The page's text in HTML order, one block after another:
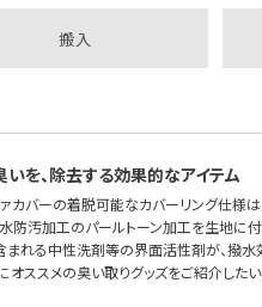
搬入
を、除去する効果的なアイテム
ァカバーの着脱可能なカバーリング仕様
防汚加工のパールトーン加工を生地に
れる中性洗剤等の界面活性剤が、撥水
オススメの臭い取りグッズをご紹介した